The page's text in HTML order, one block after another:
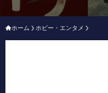
ホーム ホビー・エンタメ